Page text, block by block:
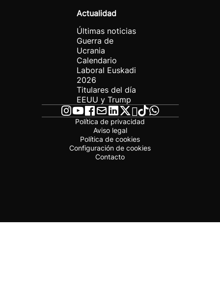
Actualidad
Últimas noticias
Guerra de
Ucrania
Calendario
Laboral Euskadi
2026
Titulares del día
EEUU y Trump
Política de privacidad
Aviso legal
Política de cookies
Configuración de cookies
Contacto